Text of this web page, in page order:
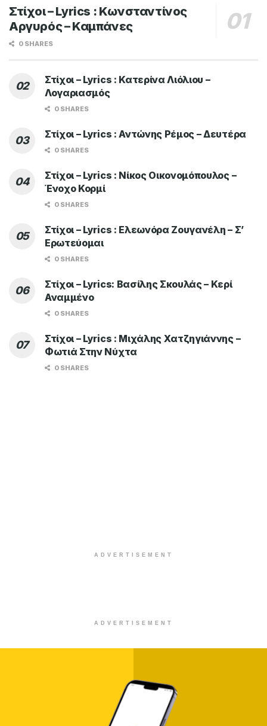
Στίχοι – Lyrics : Κωνσταντίνος
Αργυρός – Καμπάνες
0 SHARES
Στίχοι – Lyrics : Κατερίνα Λιόλιου –
Λογαριασμός
0 SHARES
Στίχοι – Lyrics : Αντώνης Ρέμος – Δευτέρα
0 SHARES
Στίχοι – Lyrics : Νίκος Οικονομόπουλος –
Ένοχο Κορμί
0 SHARES
Στίχοι – Lyrics : Ελεωνόρα Ζουγανέλη – Σ’
Ερωτεύομαι
0 SHARES
Στίχοι – Lyrics: Βασίλης Σκουλάς – Κερί
Αναμμένο
0 SHARES
Στίχοι – Lyrics : Μιχάλης Χατζηγιάννης –
Φωτιά Στην Νύχτα
0 SHARES
ADVERTISEMENT
ADVERTISEMENT